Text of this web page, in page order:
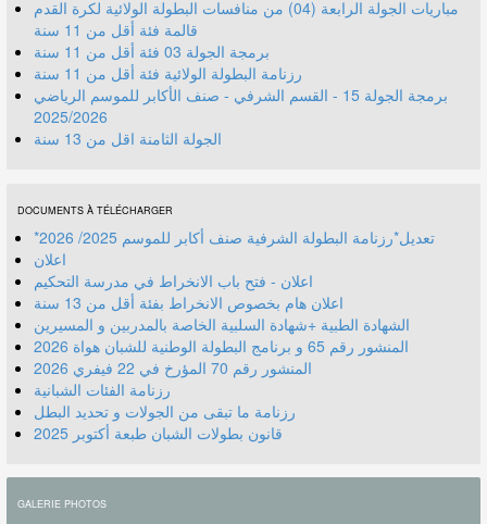
مباريات الجولة الرابعة (04) من منافسات البطولة الولائية لكرة القدم
قالمة فئة أقل من 11 سنة
برمجة الجولة 03 فئة أقل من 11 سنة
رزنامة البطولة الولائية فئة أقل من 11 سنة
برمجة الجولة 15 - القسم الشرفي - صنف الأكابر للموسم الرياضي
2025/2026
الجولة الثامنة اقل من 13 سنة
DOCUMENTS À TÉLÉCHARGER
*تعديل*رزنامة البطولة الشرفية صنف أكابر للموسم 2025/ 2026
اعلان
اعلان - فتح باب الانخراط في مدرسة التحكيم
اعلان هام بخصوص الانخراط بفئة أقل من 13 سنة
الشهادة الطبية +شهادة السلبية الخاصة بالمدربين و المسيرين
المنشور رقم 70 المؤرخ في 22 فيفري 2026
رزنامة الفئات الشبانية
رزنامة ما تبقى من الجولات و تحديد البطل
قانون بطولات الشبان طبعة أكتوبر 2025
GALERIE PHOTOS